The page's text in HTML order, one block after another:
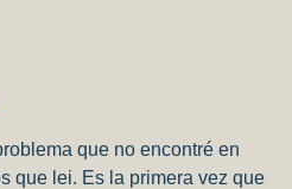
que no encontré en
que lei. Es la primera vez que